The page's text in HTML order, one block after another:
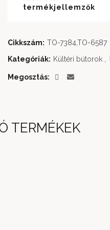
termékjellemzők
Cikkszám: TO-7384,TO-6587
Kategóriák: Kültéri bútorok
Megosztás
TERMÉKEK